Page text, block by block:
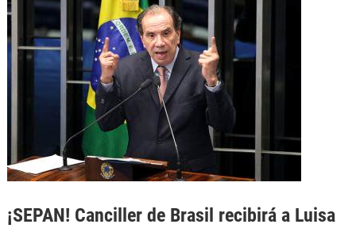
¡SEPAN! Canciller de Brasil recibirá a Luisa